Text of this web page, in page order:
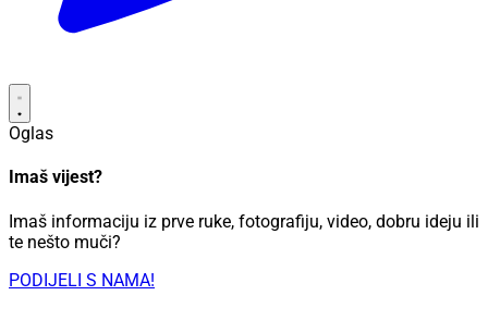
Oglas
Imaš vijest?
Imaš informaciju iz prve ruke, fotografiju, video, dobru ideju ili
te nešto muči?
PODIJELI S NAMA!